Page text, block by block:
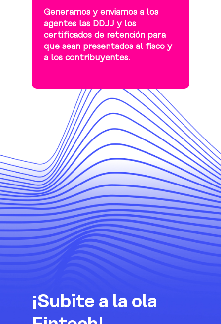
Generamos y enviamos a los
agentes las DDJJ y los
certificados de retención para
que sean presentados al fisco y
a los contribuyentes.
¡Subite a la ola